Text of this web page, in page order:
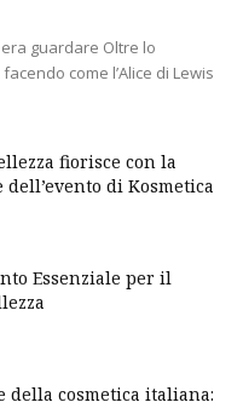
era guardare Oltre lo
come l’Alice di Lewis
fiorisce con la
di Kosmetica
Essenziale per il
della cosmetica italiana: